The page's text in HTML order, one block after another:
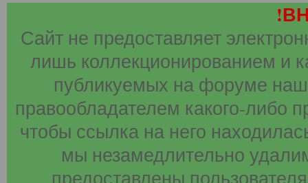
Сайт не предоставляет
лишь коллекционированием и
публикуемых на форуме
правообладателем какого-либо
чтобы ссылка на него
мы незамедлительно